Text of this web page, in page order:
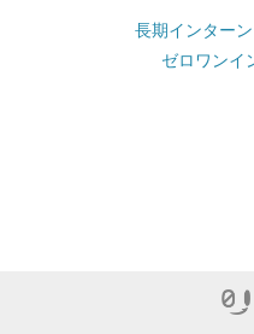
長期インター
ゼロワンイ